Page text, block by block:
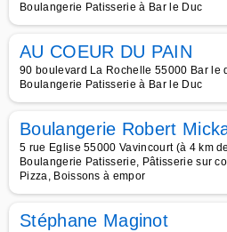
Boulangerie Patisserie à Bar le Duc
AU COEUR DU PAIN
90 boulevard La Rochelle 55000 Bar le
Boulangerie Patisserie à Bar le Duc
Boulangerie Robert
5 rue Eglise 55000 Vavincourt (à 4 km
Boulangerie Patisserie, Pâtisserie sur
Pizza, Boissons à empor
Stéphane Maginot